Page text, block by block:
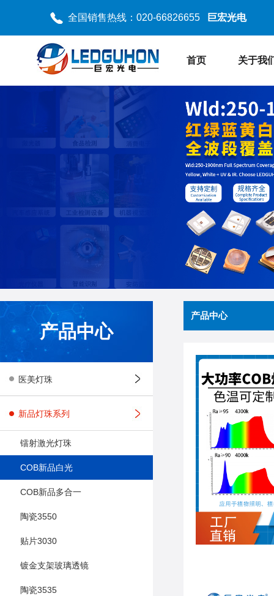
全国销售热线：020-66826655 巨宏光电
首页 关于我
产品中心
医美灯珠
新品灯珠系列
镭射激光灯珠
COB新品白光
COB新品多合一
陶瓷3550
贴片3030
镀金支架玻璃透镜
陶瓷3535
产品中心